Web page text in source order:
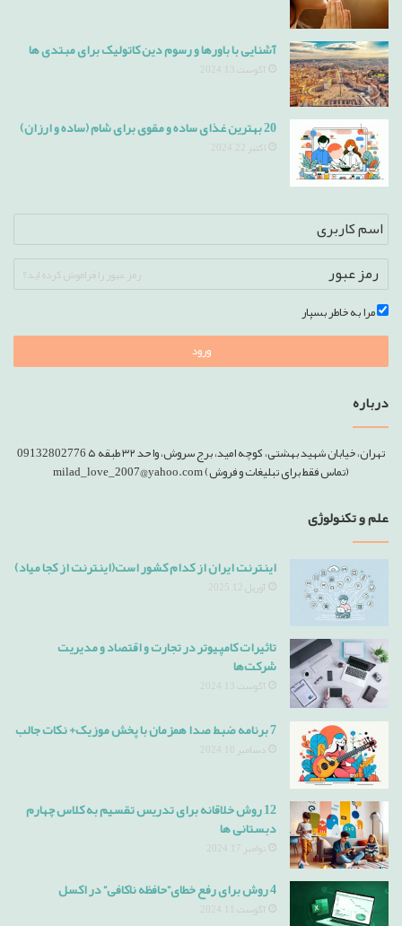
آشنایی با باورها و رسوم دین کاتولیک برای مبتدی ها
آگوست 13, 2024
20 بهترین غذای ساده و مقوی برای شام (ساده و ارزان)
اکتبر 22, 2024
رمز عبور را فراموش کرده اید؟
مرا به خاطر بسپار
ورود
درباره
تهران، خیابان شهید بهشتی، کوچه امید، برج سروش، واحد ۳۲ طبقه ۵ 09132802776
(تماس فقط برای تبلیغات و فروش) milad_love_2007@yahoo.com
علم و تکنولوژی
اینترنت ایران از کدام کشور است(اینترنت از کجا میاد)
آوریل 12, 2025
تاثیرات کامپیوتر در تجارت و اقتصاد و مدیریت
شرکت‌ها
آگوست 13, 2024
7 برنامه ضبط صدا همزمان با پخش موزیک+ نکات جالب
دسامبر 10, 2024
12 روش خلاقانه برای تدریس تقسیم به کلاس چهارم
دبستانی ها
نوامبر 17, 2024
4 روش برای رفع خطای”حافظه ناکافی” در اکسل
آگوست 11, 2024